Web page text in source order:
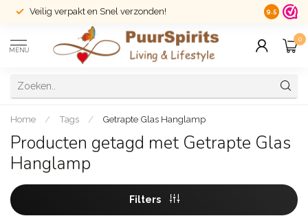
Veilig verpakt en Snel verzonden! 14 dagen
9.5
MENU
0
Home / Tags / Getrapte Glas Hanglamp
Producten getagd met Getrapte Glas
Hanglamp
Filters